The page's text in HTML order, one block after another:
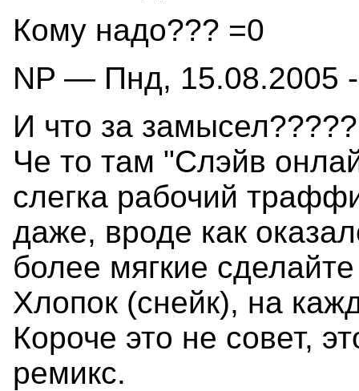
Кому надо??? =0
NP — Пнд, 15.08.2005
И что за замысел?????
Че то там "Слэйв
слегка рабочий
даже, вроде как
более мягкие
Хлопок (снейк), на
Короче это не совет,
ремикс.